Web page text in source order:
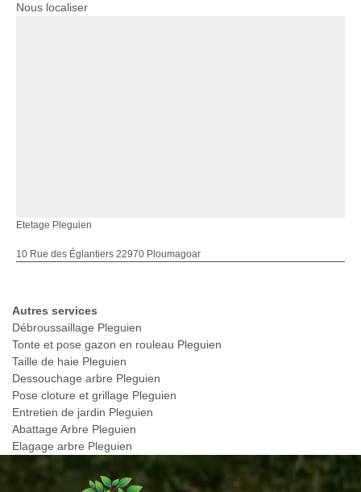
Nous localiser
Etetage Pleguien
10 Rue des Églantiers 22970 Ploumagoar
Autres services
Débroussaillage Pleguien
Tonte et pose gazon en rouleau Pleguien
Taille de haie Pleguien
Dessouchage arbre Pleguien
Pose cloture et grillage Pleguien
Entretien de jardin Pleguien
Abattage Arbre Pleguien
Elagage arbre Pleguien